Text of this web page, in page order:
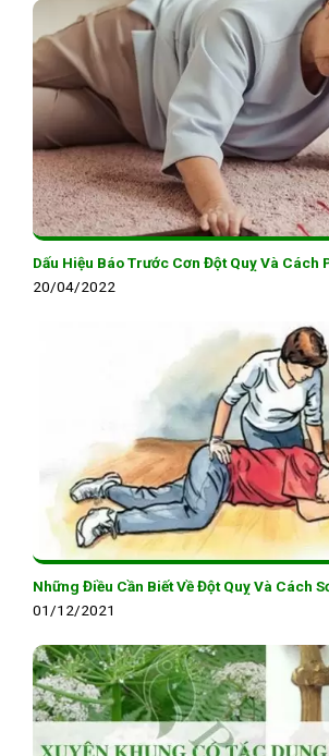
Dấu Hiệu Báo Trước Cơn Đột Quỵ Và Cách
20/04/2022
Những Điều Cần Biết Về Đột Quỵ Và Cách
01/12/2021